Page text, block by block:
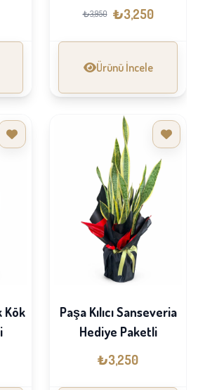
₺3,950 ₺3,250
Ürünü İncele
Kök
Paşa Kılıcı Sanseveria
Hediye Paketli
₺3,250